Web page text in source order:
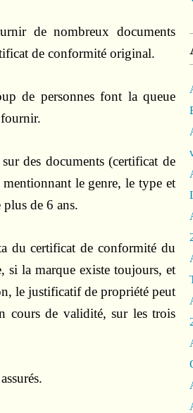
de nombreux documents
de conformité original.
de personnes font la queue
des documents (certificat de
le genre, le type et
de 6 ans.
du certificat de conformité du
si la marque existe toujours, et
le justificatif de propriété peut
cours de validité, sur les trois